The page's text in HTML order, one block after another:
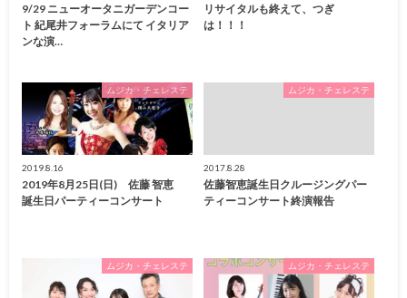
9/29 ニューオータニガーデンコー
ト 紀尾井フォーラムにて イタリア
ンな演…
リサイタルも終えて、つぎ
は！！！
ムジカ・チェレステ
2019.8.16
2019年8月25日(日) 佐藤 智恵
誕生日パーティーコンサート
ムジカ・チェレステ
2017.8.28
佐藤智恵誕生日クルージングパー
ティーコンサート終演報告
ムジカ・チェレステ ムジカ・チェレステ